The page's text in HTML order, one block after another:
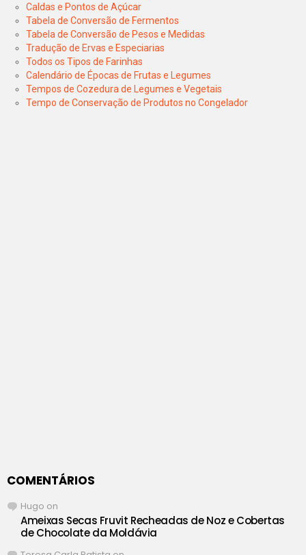
Caldas e Pontos de Açúcar
Tabela de Conversão de Fermentos
Tabela de Conversão de Pesos e Medidas
Tradução de Ervas e Especiarias
Todos os Tipos de Farinhas
Calendário de Épocas de Frutas e Legumes
Tempos de Cozedura de Legumes e Vegetais
Tempo de Conservação de Produtos no Congelador
COMENTÁRIOS
Hugo on
Ameixas Secas Fruvit Recheadas de Noz e Cobertas
de Chocolate da Moldávia